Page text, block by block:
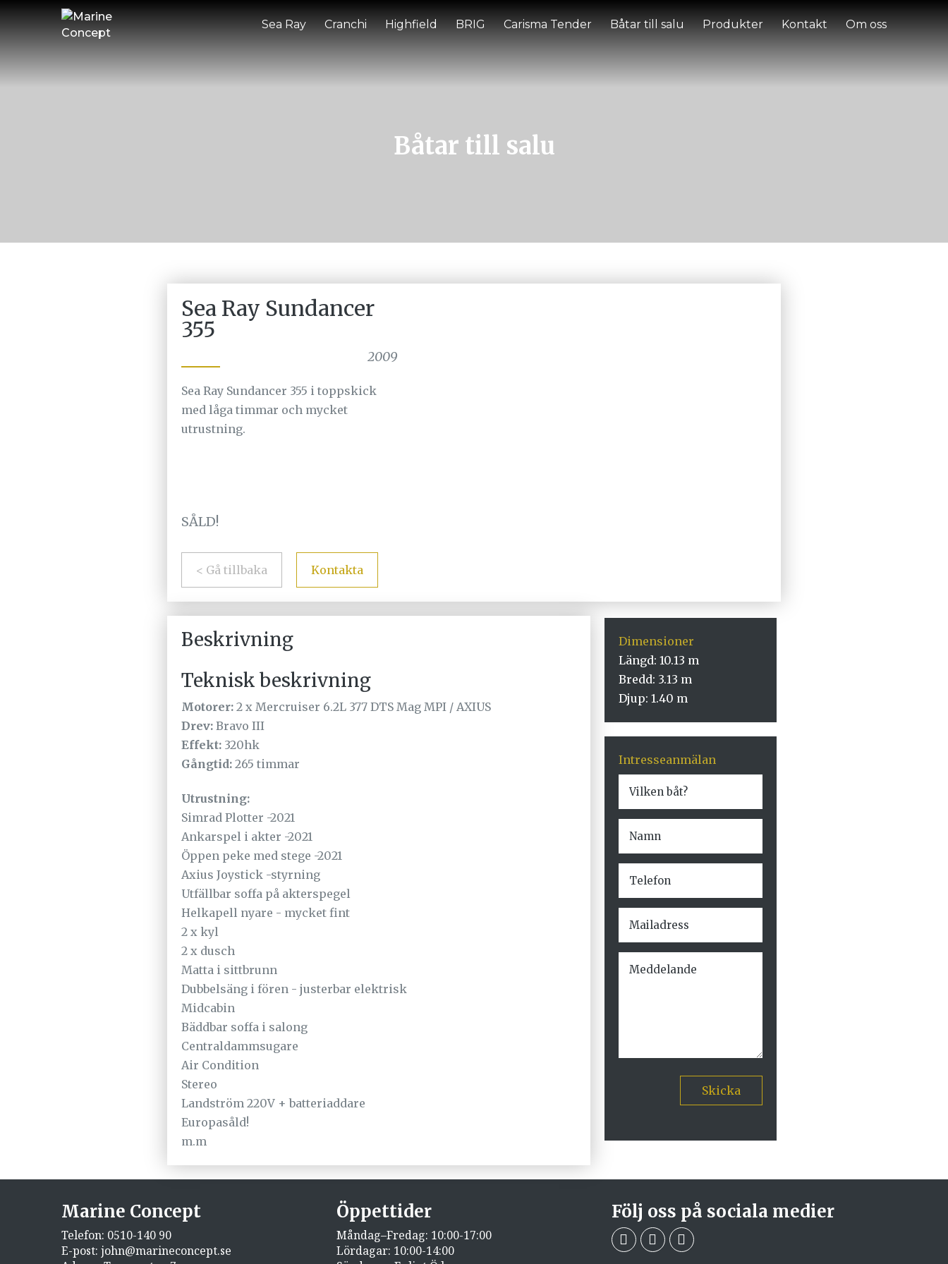
Sea Ray Cranchi Highfield BRIG Carisma Tender Båtar till salu Produkter Kontakt Om oss
Båtar till salu
Sea Ray Sundancer
355
2009
Sea Ray Sundancer 355 i toppskick
med låga timmar och mycket
utrustning.
SÅLD!
< Gå tillbaka Kontakta
Beskrivning
Teknisk beskrivning
Motorer: 2 x Mercruiser 6.2L 377 DTS Mag MPI / AXIUS
Drev: Bravo III
Effekt: 320hk
Gångtid: 265 timmar
Utrustning:
Simrad Plotter -2021
Ankarspel i akter -2021
Öppen peke med stege -2021
Axius Joystick -styrning
Utfällbar soffa på akterspegel
Helkapell nyare - mycket fint
2 x kyl
2 x dusch
Matta i sittbrunn
Dubbelsäng i fören - justerbar elektrisk
Midcabin
Bäddbar soffa i salong
Centraldammsugare
Air Condition
Stereo
Landström 220V + batteriaddare
Europasåld!
m.m
Dimensioner
Längd: 10.13 m
Bredd: 3.13 m
Djup: 1.40 m
Intresseanmälan
Skicka
Marine Concept
Telefon: 0510-140 90
E-post: john@marineconcept.se
Öppettider
Måndag–Fredag: 10:00-17:00
Lördagar: 10:00-14:00
Följ oss på sociala medier